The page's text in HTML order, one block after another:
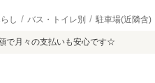
し バス・トイレ別 駐車場(近隣含)
で月々の支払いも安心です☆